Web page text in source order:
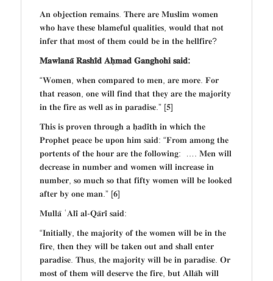
𝐀𝐧 𝐨𝐛𝐣𝐞𝐜𝐭𝐢𝐨𝐧 𝐫𝐞𝐦𝐚𝐢𝐧𝐬. 𝐓𝐡𝐞𝐫𝐞 𝐚𝐫𝐞 𝐌𝐮𝐬𝐥𝐢𝐦 𝐰𝐨𝐦𝐞𝐧
𝐰𝐡𝐨 𝐡𝐚𝐯𝐞 𝐭𝐡𝐞𝐬𝐞 𝐛𝐥𝐚𝐦𝐞𝐟𝐮𝐥 𝐪𝐮𝐚𝐥𝐢𝐭𝐢𝐞𝐬, 𝐰𝐨𝐮𝐥𝐝 𝐭𝐡𝐚𝐭 𝐧𝐨𝐭
𝐢𝐧𝐟𝐞𝐫 𝐭𝐡𝐚𝐭 𝐦𝐨𝐬𝐭 𝐨𝐟 𝐭𝐡𝐞𝐦 𝐜𝐨𝐮𝐥𝐝 𝐛𝐞 𝐢𝐧 𝐭𝐡𝐞 𝐡𝐞𝐥𝐥𝐟𝐢𝐫𝐞?
𝐌𝐚𝐰𝐥𝐚𝐧𝐚̄ 𝐑𝐚𝐬𝐡𝐢̄𝐝 𝐀𝐡̣𝐦𝐚𝐝 𝐆𝐚𝐧𝐠𝐡𝐨𝐡𝐢 𝐬𝐚𝐢𝐝:
“𝐖𝐨𝐦𝐞𝐧, 𝐰𝐡𝐞𝐧 𝐜𝐨𝐦𝐩𝐚𝐫𝐞𝐝 𝐭𝐨 𝐦𝐞𝐧, 𝐚𝐫𝐞 𝐦𝐨𝐫𝐞. 𝐅𝐨𝐫
𝐭𝐡𝐚𝐭 𝐫𝐞𝐚𝐬𝐨𝐧, 𝐨𝐧𝐞 𝐰𝐢𝐥𝐥 𝐟𝐢𝐧𝐝 𝐭𝐡𝐚𝐭 𝐭𝐡𝐞𝐲 𝐚𝐫𝐞 𝐭𝐡𝐞 𝐦𝐚𝐣𝐨𝐫𝐢𝐭𝐲
𝐢𝐧 𝐭𝐡𝐞 𝐟𝐢𝐫𝐞 𝐚𝐬 𝐰𝐞𝐥𝐥 𝐚𝐬 𝐢𝐧 𝐩𝐚𝐫𝐚𝐝𝐢𝐬𝐞.” [𝟓]
𝐓𝐡𝐢𝐬 𝐢𝐬 𝐩𝐫𝐨𝐯𝐞𝐧 𝐭𝐡𝐫𝐨𝐮𝐠𝐡 𝐚 𝐡̣𝐚𝐝𝐢̄𝐭𝐡 𝐢𝐧 𝐰𝐡𝐢𝐜𝐡 𝐭𝐡𝐞
𝐏𝐫𝐨𝐩𝐡𝐞𝐭 𝐩𝐞𝐚𝐜𝐞 𝐛𝐞 𝐮𝐩𝐨𝐧 𝐡𝐢𝐦 𝐬𝐚𝐢𝐝: “𝐅𝐫𝐨𝐦 𝐚𝐦𝐨𝐧𝐠 𝐭𝐡𝐞
𝐩𝐨𝐫𝐭𝐞𝐧𝐭𝐬 𝐨𝐟 𝐭𝐡𝐞 𝐡𝐨𝐮𝐫 𝐚𝐫𝐞 𝐭𝐡𝐞 𝐟𝐨𝐥𝐥𝐨𝐰𝐢𝐧𝐠: …. 𝐌𝐞𝐧 𝐰𝐢𝐥𝐥
𝐝𝐞𝐜𝐫𝐞𝐚𝐬𝐞 𝐢𝐧 𝐧𝐮𝐦𝐛𝐞𝐫 𝐚𝐧𝐝 𝐰𝐨𝐦𝐞𝐧 𝐰𝐢𝐥𝐥 𝐢𝐧𝐜𝐫𝐞𝐚𝐬𝐞 𝐢𝐧
𝐧𝐮𝐦𝐛𝐞𝐫, 𝐬𝐨 𝐦𝐮𝐜𝐡 𝐬𝐨 𝐭𝐡𝐚𝐭 𝐟𝐢𝐟𝐭𝐲 𝐰𝐨𝐦𝐞𝐧 𝐰𝐢𝐥𝐥 𝐛𝐞 𝐥𝐨𝐨𝐤𝐞𝐝
𝐚𝐟𝐭𝐞𝐫 𝐛𝐲 𝐨𝐧𝐞 𝐦𝐚𝐧.” [𝟔]
𝐌𝐮𝐥𝐥𝐚̄ ʿ𝐀𝐥𝐢̄ 𝐚𝐥-𝐐𝐚̄𝐫𝐢̄ 𝐬𝐚𝐢𝐝:
“𝐈𝐧𝐢𝐭𝐢𝐚𝐥𝐥𝐲, 𝐭𝐡𝐞 𝐦𝐚𝐣𝐨𝐫𝐢𝐭𝐲 𝐨𝐟 𝐭𝐡𝐞 𝐰𝐨𝐦𝐞𝐧 𝐰𝐢𝐥𝐥 𝐛𝐞 𝐢𝐧 𝐭𝐡𝐞
𝐟𝐢𝐫𝐞, 𝐭𝐡𝐞𝐧 𝐭𝐡𝐞𝐲 𝐰𝐢𝐥𝐥 𝐛𝐞 𝐭𝐚𝐤𝐞𝐧 𝐨𝐮𝐭 𝐚𝐧𝐝 𝐬𝐡𝐚𝐥𝐥 𝐞𝐧𝐭𝐞𝐫
𝐩𝐚𝐫𝐚𝐝𝐢𝐬𝐞. 𝐓𝐡𝐮𝐬, 𝐭𝐡𝐞 𝐦𝐚𝐣𝐨𝐫𝐢𝐭𝐲 𝐰𝐢𝐥𝐥 𝐛𝐞 𝐢𝐧 𝐩𝐚𝐫𝐚𝐝𝐢𝐬𝐞. 𝐎𝐫
𝐦𝐨𝐬𝐭 𝐨𝐟 𝐭𝐡𝐞𝐦 𝐰𝐢𝐥𝐥 𝐝𝐞𝐬𝐞𝐫𝐯𝐞 𝐭𝐡𝐞 𝐟𝐢𝐫𝐞, 𝐛𝐮𝐭 𝐀𝐥𝐥𝐚̄𝐡 𝐰𝐢𝐥𝐥